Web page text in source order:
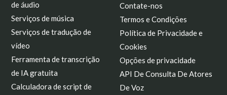
de áudio
Serviços de música
Serviços de tradução de
vídeo
Ferramenta de transcrição
de IA gratuita
Calculadora de script de
Contate-nos
Termos e Condições
Política de Privacidade e
Cookies
Opções de privacidade
API De Consulta De Atores
De Voz